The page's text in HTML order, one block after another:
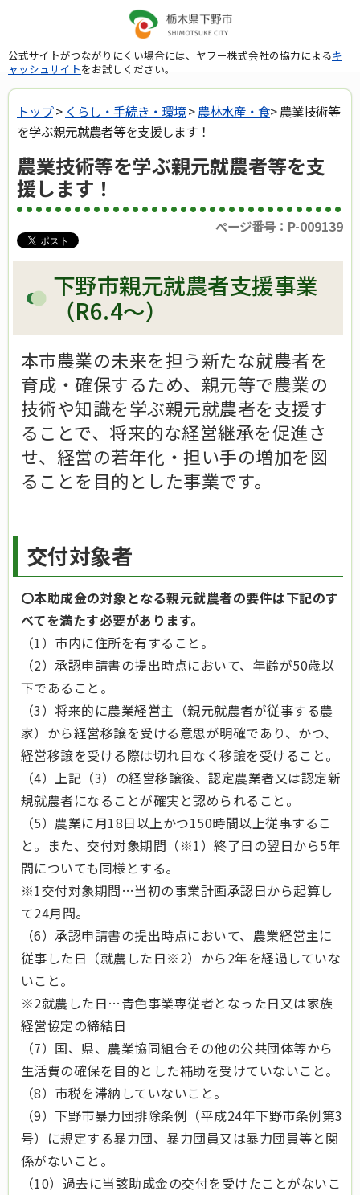
公式サイトがつながりにくい場合には、ヤフー株式会社の協力によるキ
ャッシュサイトをお試しください。
トップ> くらし・手続き・環境>農林水産・食> 農業技術等
を学ぶ親元就農者等を支援します！
農業技術等を学ぶ親元就農者等を支
援します！
ページ番号：P-009139
下野市親元就農者支援事業
（R6.4～）
本市農業の未来を担う新たな就農者を
育成・確保するため、親元等で農業の
技術や知識を学ぶ親元就農者を支援す
ることで、将来的な経営継承を促進さ
せ、経営の若年化・担い手の増加を図
ることを目的とした事業です。
交付対象者
〇本助成金の対象となる親元就農者の要件は下記のす
べてを満たす必要があります。
（1）市内に住所を有すること。
（2）承認申請書の提出時点において、年齢が50歳以
下であること。
（3）将来的に農業経営主（親元就農者が従事する農
家）から経営移譲を受ける意思が明確であり、かつ、
経営移譲を受ける際は切れ目なく移譲を受けること。
（4）上記（3）の経営移譲後、認定農業者又は認定新
規就農者になることが確実と認められること。
（5）農業に月18日以上かつ150時間以上従事するこ
と。また、交付対象期間（※1）終了日の翌日から5年
間についても同様とする。
※1交付対象期間…当初の事業計画承認日から起算し
て24月間。
（6）承認申請書の提出時点において、農業経営主に
従事した日（就農した日※2）から2年を経過していな
いこと。
※2就農した日…青色事業専従者となった日又は家族
経営協定の締結日
（7）国、県、農業協同組合その他の公共団体等から
生活費の確保を目的とした補助を受けていないこと。
（8）市税を滞納していないこと。
（9）下野市暴力団排除条例（平成24年下野市条例第3
号）に規定する暴力団、暴力団員又は暴力団員等と関
係がないこと。
（10）過去に当該助成金の交付を受けたことがないこ